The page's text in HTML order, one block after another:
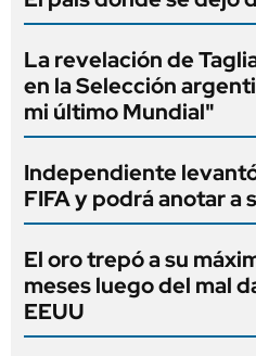
La revelación de
en la Selección
mi último Mundial"
Independiente
FIFA y podrá anotar a
El oro trepó a su
meses luego del mal
EEUU